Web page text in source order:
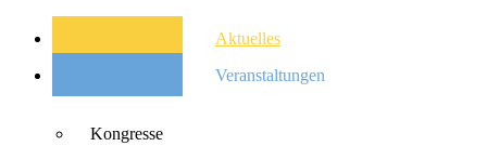
Aktuelles
Veranstaltungen
Kongresse